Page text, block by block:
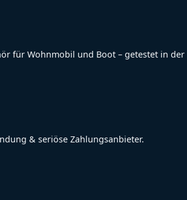
für Wohnmobil und Boot – getestet in der
& seriöse Zahlungsanbieter.